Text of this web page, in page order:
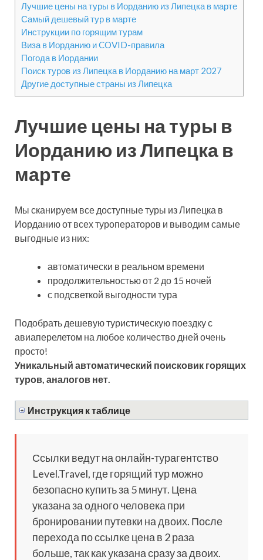
Лучшие цены на туры в Иорданию из Липецка в марте
Самый дешевый тур в марте
Инструкции по горящим турам
Виза в Иорданию и COVID-правила
Погода в Иордании
Поиск туров из Липецка в Иорданию на март 2027
Другие доступные страны из Липецка
Лучшие цены на туры в
Иорданию из Липецка в
марте
Мы сканируем все доступные туры из Липецка в
Иорданию от всех туроператоров и выводим самые
выгодные из них:
автоматически в реальном времени
продолжительностью от 2 до 15 ночей
с подсветкой выгодности тура
Подобрать дешевую туристическую поездку с
авиаперелетом на любое количество дней очень
просто!
Уникальный автоматический поисковик горящих
туров, аналогов нет.
Инструкция к таблице
Ссылки ведут на онлайн-турагентство
Level.Travel, где горящий тур можно
безопасно купить за 5 минут. Цена
указана за одного человека при
бронировании путевки на двоих. После
перехода по ссылке цена в 2 раза
больше, так как указана сразу за двоих.